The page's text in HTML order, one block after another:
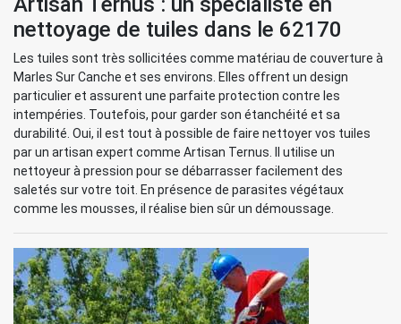
nettoyage de tuiles dans le 62170
Les tuiles sont très sollicitées comme matériau de couverture à
Marles Sur Canche et ses environs. Elles offrent un design
particulier et assurent une parfaite protection contre les
intempéries. Toutefois, pour garder son étanchéité et sa
durabilité. Oui, il est tout à possible de faire nettoyer vos tuiles
par un artisan expert comme Artisan Ternus. Il utilise un
nettoyeur à pression pour se débarrasser facilement des
saletés sur votre toit. En présence de parasites végétaux
comme les mousses, il réalise bien sûr un démoussage.